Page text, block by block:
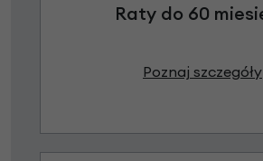
Raty do 60
Poznaj szczegóły